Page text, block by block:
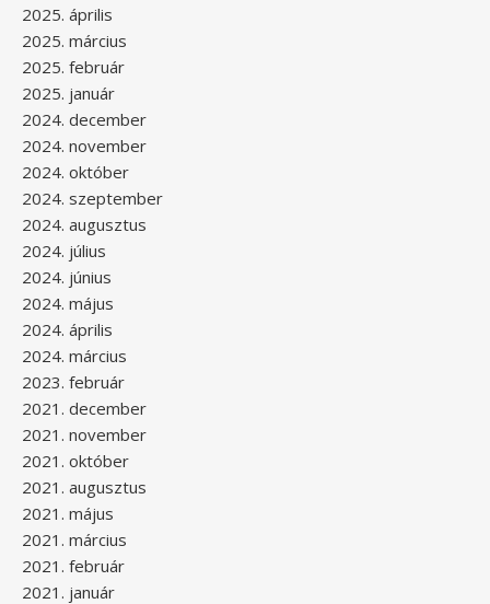
2025. április
2025. március
2025. február
2025. január
2024. december
2024. november
2024. október
2024. szeptember
2024. augusztus
2024. július
2024. június
2024. május
2024. április
2024. március
2023. február
2021. december
2021. november
2021. október
2021. augusztus
2021. május
2021. március
2021. február
2021. január